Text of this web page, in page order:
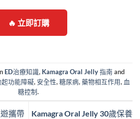
🔥 立即訂購
ED治療知識, Kamagra Oral Jelly 指南 and
起功能障礙,安全性,糖尿病,藥物相互作用, 血
糖控制.
攜帶
Kamagra Oral Jelly 30歲保養